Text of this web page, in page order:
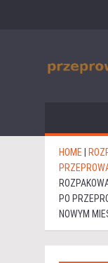
HOME
PO
NOWYM